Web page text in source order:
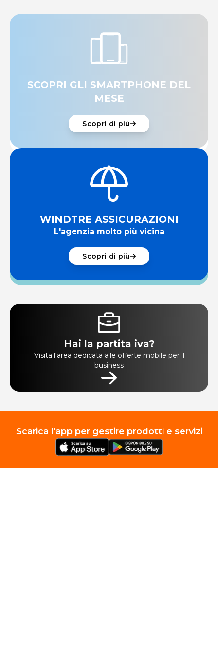
SCOPRI GLI SMARTPHONE DEL
MESE
Scopri di più
WINDTRE ASSICURAZIONI
L'agenzia molto più vicina
Scopri di più
Hai la partita iva?
Visita l'area dedicata alle offerte mobile per il
business
Scarica l'app per gestire prodotti e servizi